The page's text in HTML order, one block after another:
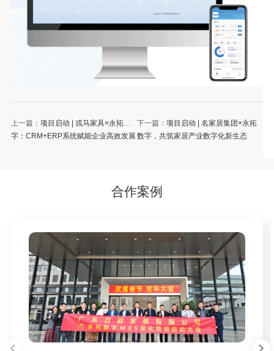
上一篇： 项目启动 | 戎马家具×永拓数
字：CRM+ERP系统赋能企业高效发展
下一篇： 项目启动 | 名家居集团×永拓
数字，共筑家居产业数字化新生态
合作案例